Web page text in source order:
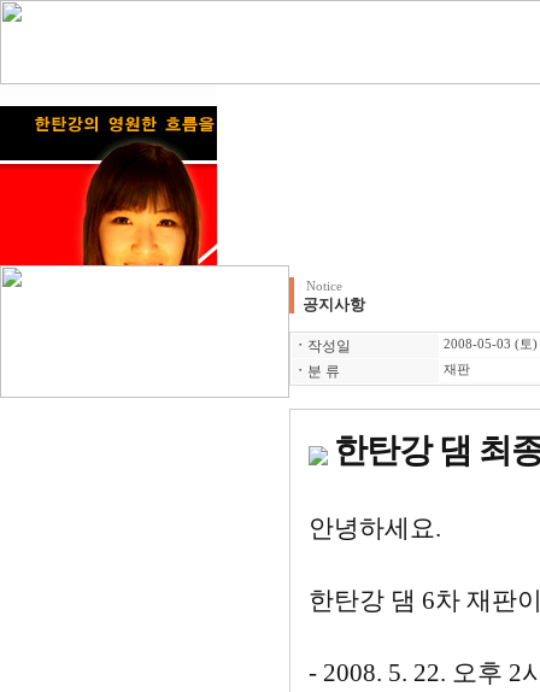
Notice
공지사항
ㆍ 작성일 2008-05-03 (토)
ㆍ 분 류 재판
한탄강 댐 최
안녕하세요.
한탄강 댐 6차 재판
- 2008. 5. 22. 오후 2